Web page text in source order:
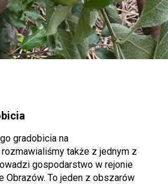
gradobicia na
także z jednym z
gospodarstwo w rejonie
Obrazów. To jeden z obszarów